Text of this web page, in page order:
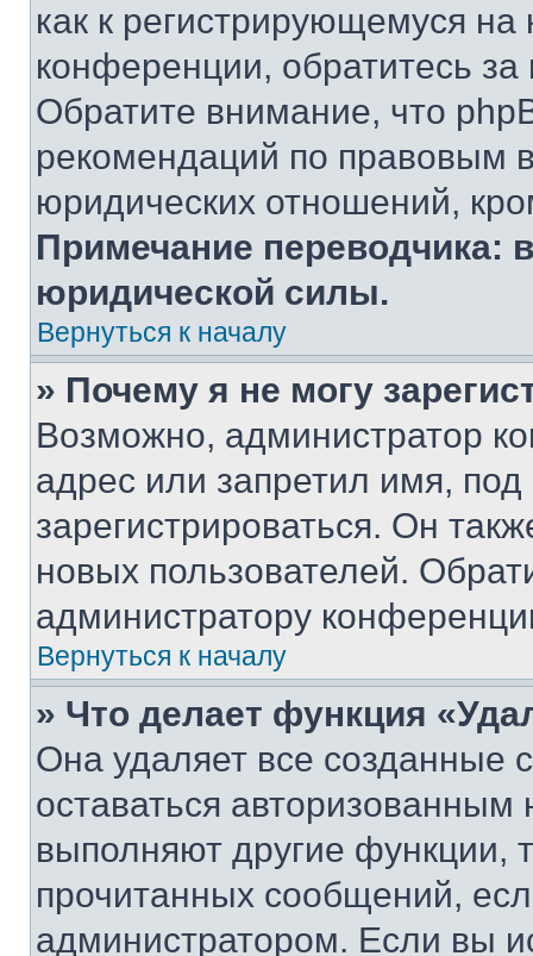
как к регистрирующемуся
конференции, обратитесь
Обратите внимание, что
рекомендаций по правовым
юридических отношений,
Примечание переводчика:
юридической силы.
Вернуться к началу
» Почему я не могу
Возможно, администратор
адрес или запретил имя,
зарегистрироваться. Он
новых пользователей.
администратору
Вернуться к началу
» Что делает функция
Она удаляет все созданные
оставаться
выполняют другие функции,
прочитанных сообщений,
администратором. Если вы